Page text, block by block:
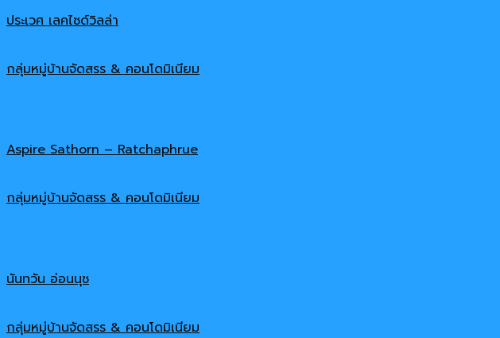
ประเวศ เลคไซด์วิลล่า
กลุ่มหมู่บ้านจัดสรร & คอนโดมิเนียม
Aspire Sathorn – Ratchaphrue
กลุ่มหมู่บ้านจัดสรร & คอนโดมิเนียม
นันทวัน อ่อนนุช
กลุ่มหมู่บ้านจัดสรร & คอนโดมิเนียม